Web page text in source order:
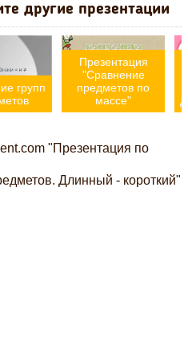
другие презентации
групп
Презентация
"Сравнение
предметов по
массе"
"Презентация по
Длинный - короткий"